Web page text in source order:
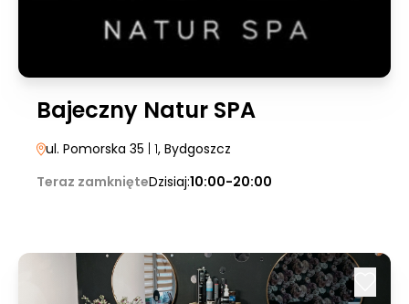
Bajeczny Natur SPA
ul. Pomorska 35 | 1, Bydgoszcz
Teraz zamknięteDzisiaj:10:00-20:00